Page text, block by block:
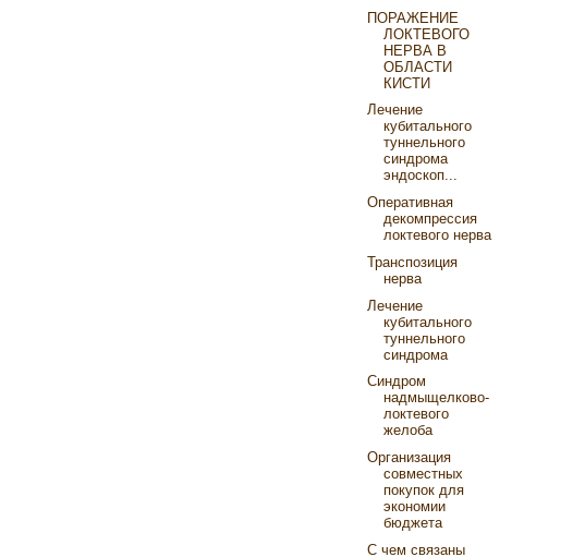
ПОРАЖЕНИЕ
ЛОКТЕВОГО
НЕРВА В
ОБЛАСТИ
КИСТИ
Лечение
кубитального
туннельного
синдрома
эндоскоп...
Оперативная
декомпрессия
локтевого нерва
Транспозиция
нерва
Лечение
кубитального
туннельного
синдрома
Cиндром
надмыщелково-
локтевого
желоба
Организация
совместных
покупок для
экономии
бюджета
С чем связаны